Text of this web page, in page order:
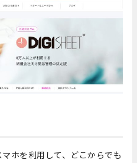
ホを利用して、どこからでも